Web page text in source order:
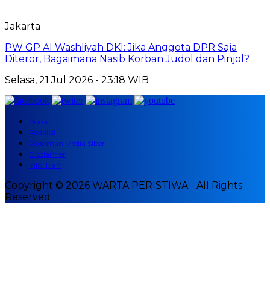
Jakarta
PW GP Al Washliyah DKI: Jika Anggota DPR Saja
Diteror, Bagaimana Nasib Korban Judol dan Pinjol?
Selasa, 21 Jul 2026 - 23:18 WIB
Home
Redaksi
Pedoman Media Siber
Disclaimer
Info Iklan
Copyright © 2026 WARTA PERISTIWA - All Rights
Reserved